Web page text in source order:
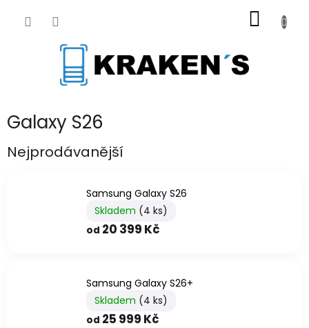
KOŠÍK
Galaxy S26
Nejprodávanější
Samsung Galaxy S26
Skladem (4 ks)
od 20 399 Kč
Samsung Galaxy S26+
Skladem (4 ks)
od 25 999 Kč